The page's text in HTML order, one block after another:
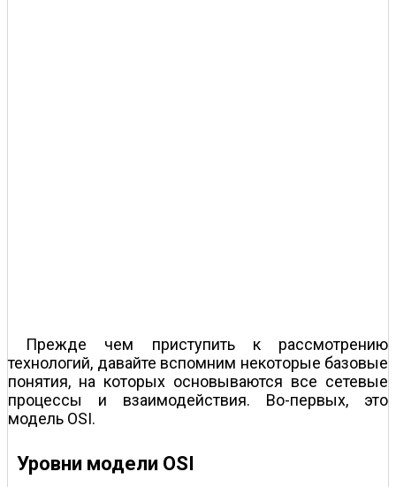
Прежде чем приступить к рассмотрению
технологий, давайте вспомним некоторые базовые
понятия, на которых основываются все сетевые
процессы и взаимодействия. Во-первых, это
модель OSI.
Уровни модели OSI